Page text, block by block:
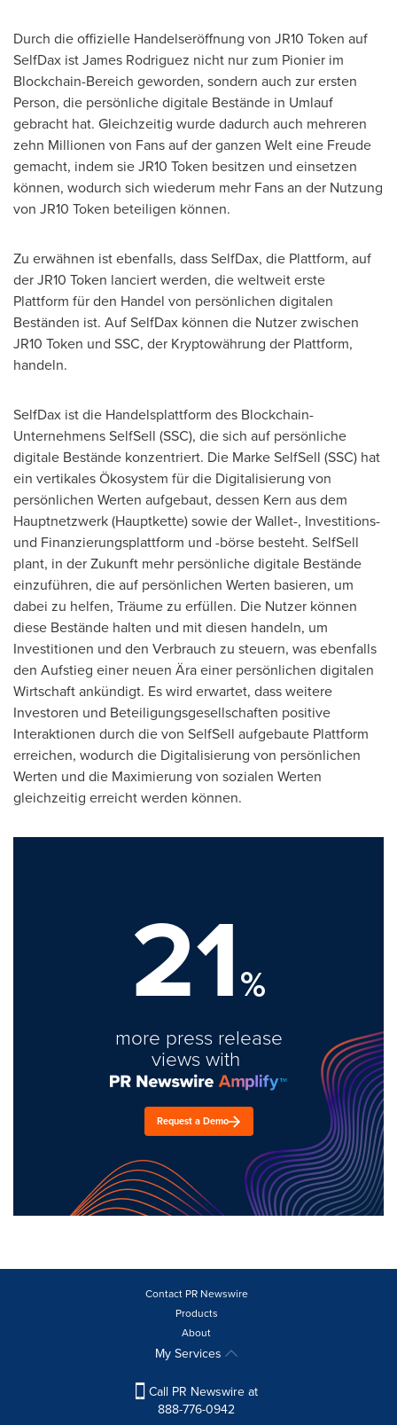
Durch die offizielle Handelseröffnung von JR10 Token auf
SelfDax istJames Rodriguez nicht nur zum Pionier im
Blockchain-Bereich geworden, sondern auch zur ersten
Person, die persönliche digitale Bestände in Umlauf
gebracht hat. Gleichzeitig wurde dadurch auch mehreren
zehn Millionen von Fans auf der ganzen Welt eine Freude
gemacht, indem sie JR10 Token besitzen und einsetzen
können, wodurch sich wiederum mehr Fans an der Nutzung
von JR10 Token beteiligen können.
Zu erwähnen ist ebenfalls, dass SelfDax, die Plattform, auf
der JR10 Token lanciert werden, die weltweit erste
Plattform für den Handel von persönlichen digitalen
Beständen ist. Auf SelfDax können die Nutzer zwischen
JR10 Token und SSC, der Kryptowährung der Plattform,
handeln.
SelfDax ist die Handelsplattform des Blockchain-
Unternehmens SelfSell (SSC), die sich auf persönliche
digitale Bestände konzentriert. Die Marke SelfSell (SSC) hat
ein vertikales Ökosystem für die Digitalisierung von
persönlichen Werten aufgebaut, dessen Kern aus dem
Hauptnetzwerk (Hauptkette) sowie der Wallet-, Investitions-
und Finanzierungsplattform und -börse besteht. SelfSell
plant, in der Zukunft mehr persönliche digitale Bestände
einzuführen, die auf persönlichen Werten basieren, um
dabei zu helfen, Träume zu erfüllen. Die Nutzer können
diese Bestände halten und mit diesen handeln, um
Investitionen und den Verbrauch zu steuern, was ebenfalls
den Aufstieg einer neuen Ära einer persönlichen digitalen
Wirtschaft ankündigt. Es wird erwartet, dass weitere
Investoren und Beteiligungsgesellschaften positive
Interaktionen durch die von SelfSell aufgebaute Plattform
erreichen, wodurch die Digitalisierung von persönlichen
Werten und die Maximierung von sozialen Werten
gleichzeitig erreicht werden können.
21%
more press release
views with
Request a Demo
Contact PR Newswire
Products
About
My Services
Call PR Newswire at
888-776-0942